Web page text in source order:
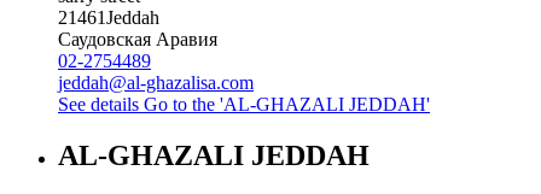
21461Jeddah
Саудовская Аравия
02-2754489
jeddah@al-ghazalisa.com
See details Go to the 'AL-GHAZALI JEDDAH'
AL-GHAZALI JEDDAH